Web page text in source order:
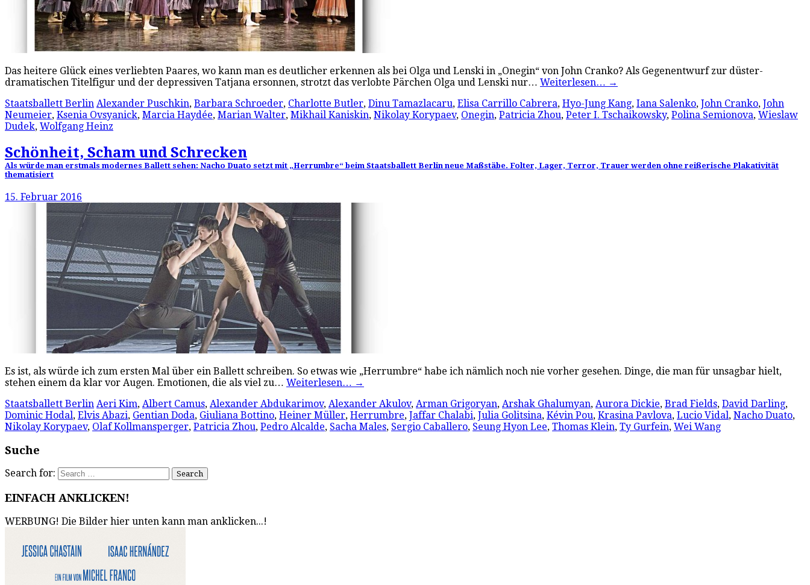
Das heitere Glück eines verliebten Paares, wo kann man es deutlicher erkennen als bei Olga und Lenski in „Onegin“ von John Cranko? Als Gegenentwurf zur düster-
dramatischen Titelfigur und der depressiven Tatjana ersonnen, strotzt das verlobte Pärchen Olga und Lenski nur… Weiterlesen… →
Staatsballett Berlin Alexander Puschkin, Barbara Schroeder, Charlotte Butler, Dinu Tamazlacaru, Elisa Carrillo Cabrera, Hyo-Jung Kang, Iana Salenko, John Cranko, John
Neumeier, Ksenia Ovsyanick, Marcia Haydée, Marian Walter, Mikhail Kaniskin, Nikolay Korypaev, Onegin, Patricia Zhou, Peter I. Tschaikowsky, Polina Semionova, Wieslaw
Dudek, Wolfgang Heinz
Schönheit, Scham und Schrecken
Als würde man erstmals modernes Ballett sehen: Nacho Duato setzt mit „Herrumbre“ beim Staatsballett Berlin neue Maßstäbe. Folter, Lager, Terror, Trauer werden ohne reißerische Plakativität
thematisiert
15. Februar 2016
Es ist, als würde ich zum ersten Mal über ein Ballett schreiben. So etwas wie „Herrumbre“ habe ich nämlich noch nie vorher gesehen. Dinge, die man für unsagbar hielt,
stehen einem da klar vor Augen. Emotionen, die als viel zu… Weiterlesen… →
Staatsballett Berlin Aeri Kim, Albert Camus, Alexander Abdukarimov, Alexander Akulov, Arman Grigoryan, Arshak Ghalumyan, Aurora Dickie, Brad Fields, David Darling,
Dominic Hodal, Elvis Abazi, Gentian Doda, Giuliana Bottino, Heiner Müller, Herrumbre, Jaffar Chalabi, Julia Golitsina, Kévin Pou, Krasina Pavlova, Lucio Vidal, Nacho Duato,
Nikolay Korypaev, Olaf Kollmansperger, Patricia Zhou, Pedro Alcalde, Sacha Males, Sergio Caballero, Seung Hyon Lee, Thomas Klein, Ty Gurfein, Wei Wang
Suche
Search for:
EINFACH ANKLICKEN!
WERBUNG! Die Bilder hier unten kann man anklicken...!